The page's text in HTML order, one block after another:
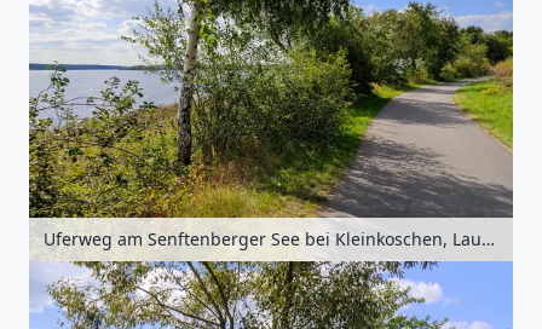
Uferweg am Senftenberger See bei Kleinkoschen, Lausitz, Brandenburg, Deutschland